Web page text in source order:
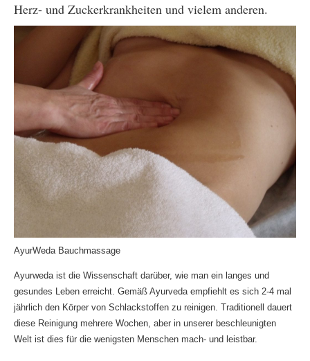
Herz- und Zuckerkrankheiten und vielem anderen.
AyurWeda Bauchmassage
Ayurweda ist die Wissenschaft darüber, wie man ein langes und
gesundes Leben erreicht. Gemäß Ayurveda empfiehlt es sich 2-4 mal
jährlich den Körper von Schlackstoffen zu reinigen. Traditionell dauert
diese Reinigung mehrere Wochen, aber in unserer beschleunigten
Welt ist dies für die wenigsten Menschen mach- und leistbar.